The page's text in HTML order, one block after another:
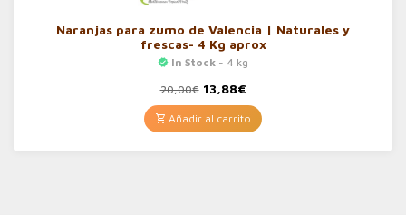
Naranjas para zumo de Valencia | Naturales y
frescas- 4 Kg aprox
In Stock - 4 kg
20,00€ El
precio
original
era:
13,88€El
precio
actual
es:
Añadir al carrito